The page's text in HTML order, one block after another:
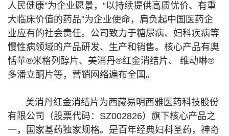
人民健康”为企业愿景，“以持续提供高质优价、有重
大临床价值的药品”为企业使命，肩负起中国医药企
业应有的社会责任。公司致力于糖尿病、妇科疾病等
慢性病领域的产品研发、生产和销售。核心产品有奥
恬苹®米格列醇片、美消丹®红金消结片、 维动啉®
多潘立酮片等，营销网络遍布全国。
美消丹红金消结片为西藏易明西雅医药科技股份
有限公司（股票代码：SZ002826）旗下核心产品之
一，国家基药独家规格。是百年经典妇科圣药，神奇